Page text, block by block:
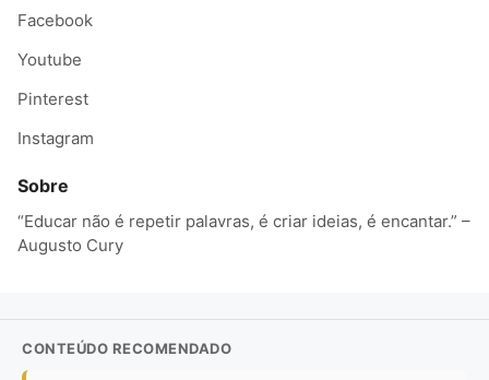
Facebook
Youtube
Pinterest
Instagram
Sobre
“Educar não é repetir palavras, é criar ideias, é encantar.” –
Augusto Cury
CONTEÚDO RECOMENDADO